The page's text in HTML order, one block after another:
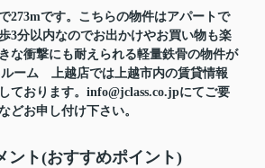
273mです。こちらの物件はアパートで
3分以内なのでお出かけやお買い物も楽
な衝撃にも耐えられる軽量鉄骨の物件が
ーム 上越店では上越市内の賃貸情報
ております。info@jclass.co.jpにてご要
どお申し付け下さい。
ント(おすすめポイント)